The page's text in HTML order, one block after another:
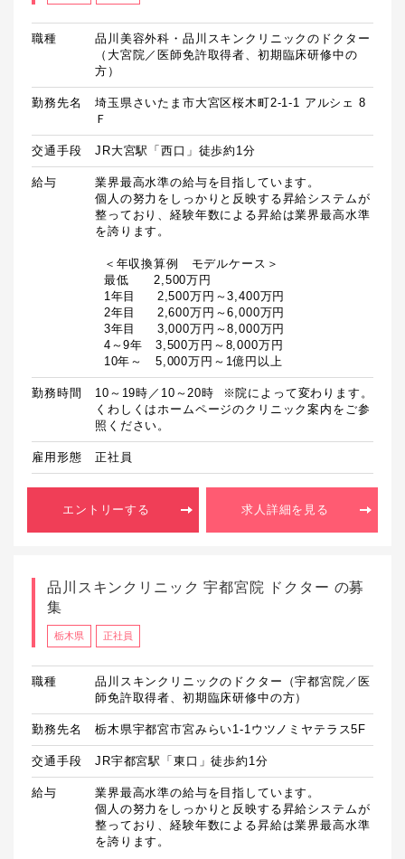
職種
品川美容外科・品川スキンクリニックのドクター
（大宮院／医師免許取得者、初期臨床研修中の
方）
勤務先名
埼玉県さいたま市大宮区桜木町2-1-1 アルシェ 8
Ｆ
交通手段 JR大宮駅「西口」徒歩約1分
給与
業界最高水準の給与を目指しています。
個人の努力をしっかりと反映する昇給システムが
整っており、経験年数による昇給は業界最高水準
を誇ります。
  10年～　5,000万円～1億円以上
勤務時間
10～19時／10～20時  ※院によって変わります。
くわしくはホームページのクリニック案内をご参
照ください。
雇用形態 正社員
エントリーする 求人詳細を見る
品川スキンクリニック 宇都宮院 ドクター の募
集
栃木県 正社員
職種
品川スキンクリニックのドクター（宇都宮院／医
師免許取得者、初期臨床研修中の方）
勤務先名 栃木県宇都宮市宮みらい1-1ウツノミヤテラス5F
交通手段 JR宇都宮駅「東口」徒歩約1分
給与
業界最高水準の給与を目指しています。
個人の努力をしっかりと反映する昇給システムが
整っており、経験年数による昇給は業界最高水準
を誇ります。